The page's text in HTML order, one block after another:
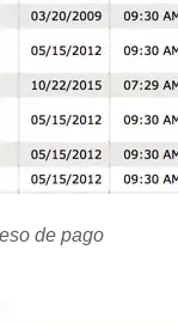
de pago